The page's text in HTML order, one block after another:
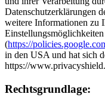
Datenschutzerklärungen
weitere Informationen zu
(https://
in den USA und hat sich
https://
Rechtsgrundlage: